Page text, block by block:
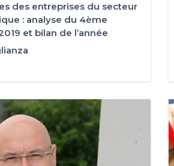
des entreprises du secteur
: analyse du 4ème
et bilan de l’année